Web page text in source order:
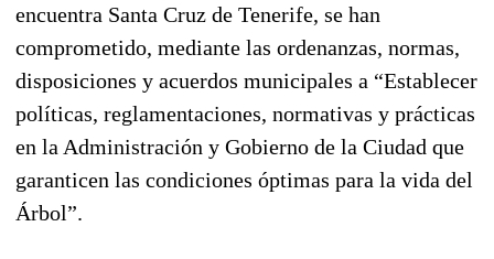
encuentra Santa Cruz de Tenerife, se han
comprometido, mediante las ordenanzas, normas,
disposiciones y acuerdos municipales a “Establecer
políticas, reglamentaciones, normativas y prácticas
en la Administración y Gobierno de la Ciudad que
garanticen las condiciones óptimas para la vida del
Árbol”.